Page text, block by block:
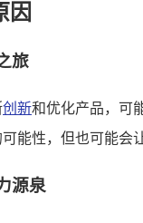
因
旅
创新和优化产品，可
能性，但也可能会
源泉